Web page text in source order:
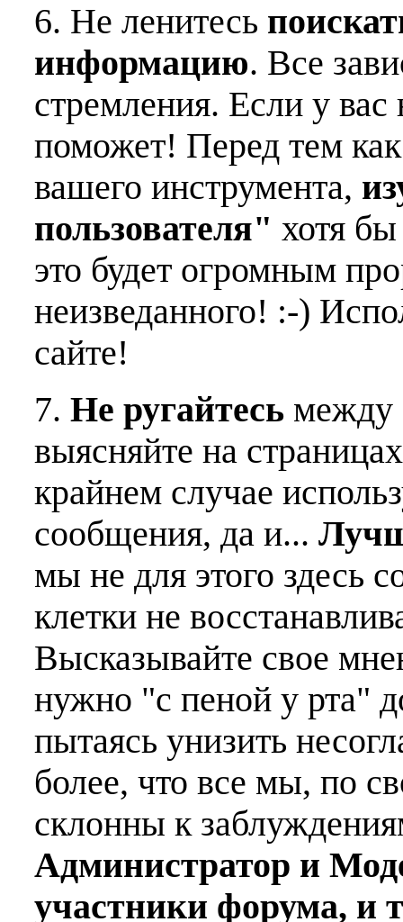
6. Не ленитесь
информацию. Все
стремления. Если у
поможет! Перед тем
вашего инструмента,
пользователя" хотя
это будет огромным
неизведанного! :-)
сайте!
7. Не ругайтесь между
выясняйте на
крайнем случае
сообщения, да и...
мы не для этого здесь
клетки не
Высказывайте свое
нужно "с пеной у рта"
пытаясь унизить
более, что все мы, по
склонны к
Администратор и
участники форума, и